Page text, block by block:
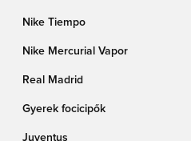
Nike Tiempo
Nike Mercurial Vapor
Real Madrid
Gyerek focicipők
Juventus